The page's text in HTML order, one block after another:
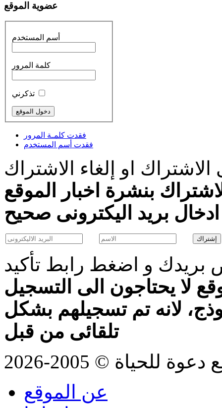
عضوية الموقع
أسم المستخدم
كلمة المرور
فقدت كلمـة المرور
فقدت أسم المستخدم
او إلغاء الاشتراك
بنشرة اخبار الموقع
و اضغط رابط تأكيد
لا يحتاجون الى التسجيل
لانه تم تسجيلهم بشكل
تلقائى من قبل
© 2005-2026
عن الموقع